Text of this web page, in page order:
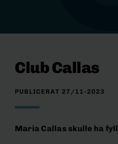
Club Callas
PUBLICERAT 27/11-2023
Maria Callas skulle ha